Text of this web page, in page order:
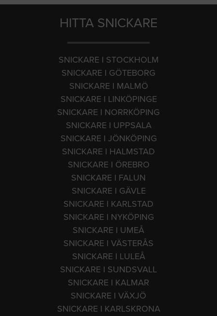
HITTA SNICKARE
SNICKARE I STOCKHOLM
SNICKARE I GÖTEBORG
SNICKARE I MALMÖ
SNICKARE I LINKÖPINGE
SNICKARE I NORRKÖPING
SNICKARE I UPPSALA
SNICKARE I JÖNKÖPING
SNICKARE I HALMSTAD
SNICKARE I ÖREBRO
SNICKARE I FALUN
SNICKARE I GÄVLE
SNICKARE I KARLSTAD
SNICKARE I NYKÖPING
SNICKARE I UMEÅ
SNICKARE I VÄSTERÅS
SNICKARE I LULEÅ
SNICKARE I SUNDSVALL
SNICKARE I KALMAR
SNICKARE I VÄXJÖ
SNICKARE I KARLSKRONA